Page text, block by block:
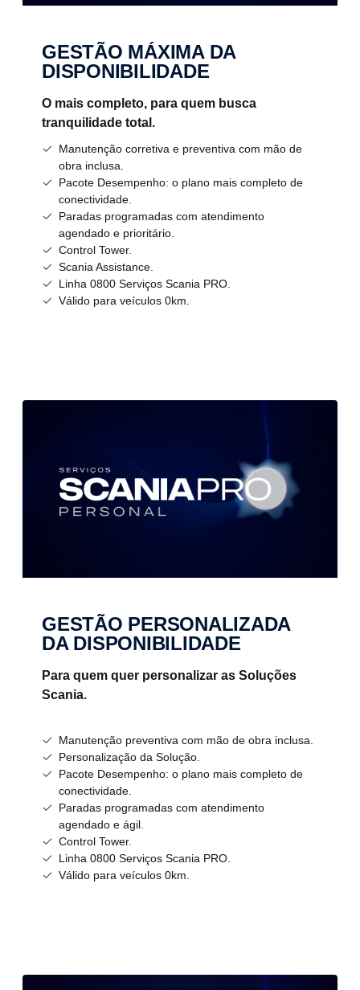
GESTÃO MÁXIMA DA
DISPONIBILIDADE
O mais completo, para quem busca
tranquilidade total.
Manutenção corretiva e preventiva com mão de
obra inclusa.
Pacote Desempenho: o plano mais completo de
conectividade.
Paradas programadas com atendimento
agendado e prioritário.
Control Tower.
Scania Assistance.
Linha 0800 Serviços Scania PRO.
Válido para veículos 0km.
GESTÃO PERSONALIZADA
DA DISPONIBILIDADE
Para quem quer personalizar as Soluções
Scania.
Manutenção preventiva com mão de obra inclusa.
​Personalização da Solução.
Pacote Desempenho: o plano mais completo de
conectividade.
Paradas programadas com atendimento
agendado e ágil.
Control Tower.
Linha 0800 Serviços Scania PRO.
Válido para veículos 0km.